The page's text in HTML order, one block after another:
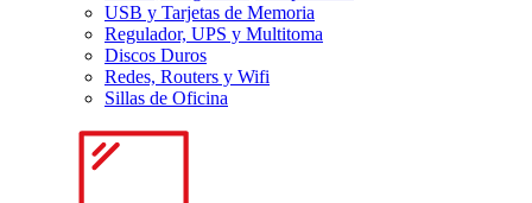
USB y Tarjetas de Memoria
Regulador, UPS y Multitoma
Discos Duros
Redes, Routers y Wifi
Sillas de Oficina